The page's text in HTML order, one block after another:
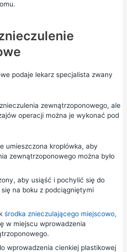
podaje lekarz specjalista zwany
zewnątrzoponowego, ale
operacji można je wykonać pod
umieszczona kroplówka, aby
zewnątrzoponowego można było
aby usiąść i pochylić się do
się na boku z podciągniętymi
środka znieczulającego miejscowo,
w miejscu wprowadzenia
wprowadzenia cienkiej plastikowej